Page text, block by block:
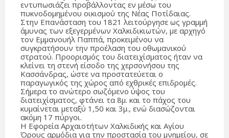
εντυπωσιάζει προβάλλοντας εν μέσω του
πυκνοδομημένου οικισμού της Νέας Ποτίδαιας.
Στην Επανάσταση του 1821 λειτούργησε ως γραμμή
άμυνας των εξεγερμένων Χαλκιδικιωτών, με αρχηγό
τον Εμμανουήλ Παππά, προκειμένου να
συγκρατήσουν την προέλαση του οθωμανικού
στρατού. Προορισμός του διατειχίσματος ήταν να
κλείνει τη στενή είσοδο της χερσονήσου της
Κασσάνδρας, ώστε να προστατεύεται ο
παραγωγικός της χώρος από εχθρικές επιδρομές.
Σήμερα το ανώτερο σωζόμενο ύψος του
διατειχίσματος, φτάνει τα 8μ. και το πάχος του
κυμαίνεται μεταξύ 1,50 και 3μ., ενώ διασώζονται
ακόμη 17 πύργοι.
Η Εφορεία Αρχαιοτήτων Χαλκιδικής και Αγίου
Όρους αρμόδια για την προστασία του μνημείου, σε